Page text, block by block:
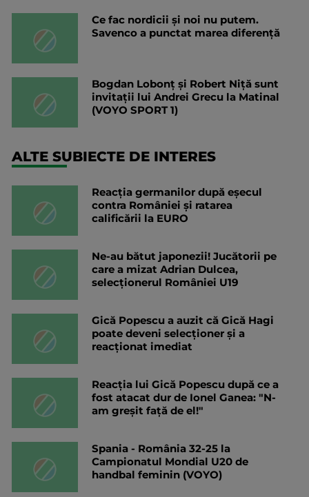
Ce fac nordicii și noi nu putem.
Savenco a punctat marea diferență
Bogdan Lobonț și Robert Niță sunt
invitații lui Andrei Grecu la Matinal
(VOYO SPORT 1)
ALTE SUBIECTE DE INTERES
Reacția germanilor după eșecul
contra României și ratarea
calificării la EURO
Ne-au bătut japonezii! Jucătorii pe
care a mizat Adrian Dulcea,
selecționerul României U19
Gică Popescu a auzit că Gică Hagi
poate deveni selecționer și a
reacționat imediat
Reacția lui Gică Popescu după ce a
fost atacat dur de Ionel Ganea: "N-
am greșit față de el!"
Spania - România 32-25 la
Campionatul Mondial U20 de
handbal feminin (VOYO)